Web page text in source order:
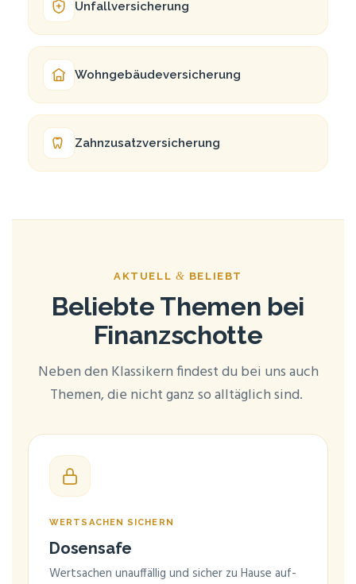
Unfall­ver­si­che­rung
Wohngebäude­versicherung
Zahnzusatz­versicherung
AKTU­ELL & BELIEBT
Belieb­te The­men bei
Finanzschotte
Neben den Klas­si­kern fin­dest du bei uns auch
The­men, die nicht ganz so all­täg­lich sind.
WERT­SA­CHEN SICHERN
Dosen­safe
Wert­sa­chen unauf­fäl­lig und sicher zu Hau­se auf­